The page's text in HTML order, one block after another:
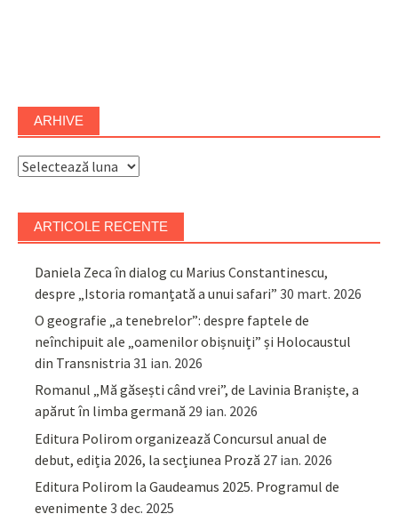
ARHIVE
Arhive
ARTICOLE RECENTE
Daniela Zeca în dialog cu Marius Constantinescu,
despre „Istoria romanțată a unui safari” 30 mart. 2026
O geografie „a tenebrelor”: despre faptele de
neînchipuit ale „oamenilor obișnuiți” și Holocaustul
din Transnistria 31 ian. 2026
Romanul „Mă găsești când vrei”, de Lavinia Braniște, a
apărut în limba germană 29 ian. 2026
Editura Polirom organizează Concursul anual de
debut, ediția 2026, la secțiunea Proză 27 ian. 2026
Editura Polirom la Gaudeamus 2025. Programul de
evenimente 3 dec. 2025